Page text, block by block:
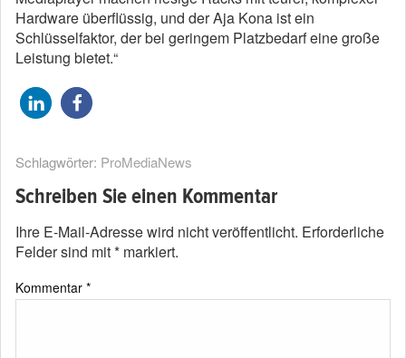
Hardware überflüssig, und der Aja Kona ist ein
Schlüsselfaktor, der bei geringem Platzbedarf eine große
Leistung bietet.“
Schlagwörter: ProMediaNews
Schreiben Sie einen Kommentar
Ihre E-Mail-Adresse wird nicht veröffentlicht. Erforderliche
Felder sind mit* markiert.
Kommentar *